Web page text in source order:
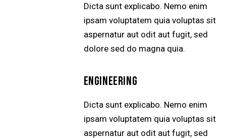
Dicta sunt explicabo. Nemo enim
ipsam voluptatem quia voluptas sit
aspernatur aut odit aut fugit, sed
dolore sed do magna quia.
ENGINEERING
Dicta sunt explicabo. Nemo enim
ipsam voluptatem quia voluptas sit
aspernatur aut odit aut fugit, sed